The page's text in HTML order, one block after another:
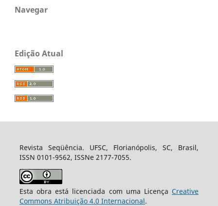
Navegar
Edição Atual
Revista Seqüência. UFSC, Florianópolis, SC, Brasil,
ISSN 0101-9562, ISSNe 2177-7055.
Esta obra está licenciada com uma LicençaCreative
Commons Atribuição 4.0 Internacional.